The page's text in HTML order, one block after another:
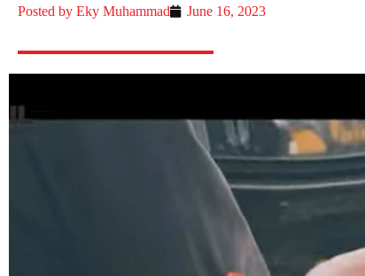
Posted by Eky Muhammad June 16, 2023